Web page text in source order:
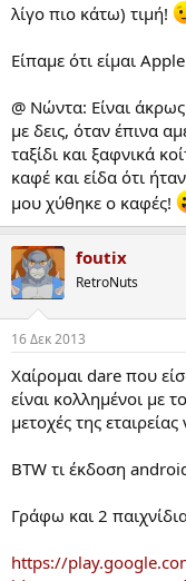
λίγο πιο κάτω) τιμή!
Είπαμε ότι είμαι
@ Nώντα: Είναι
με δεις, όταν έπινα
ταξίδι και ξαφνικά
καφέ και είδα ότι
μου χύθηκε ο καφές!
foutix
RetroNuts
16 Δεκ 2013
Χαίρομαι dare που
είναι κολλημένοι με
μετοχές της
BTW τι έκδοση
Γράφω και 2
https://